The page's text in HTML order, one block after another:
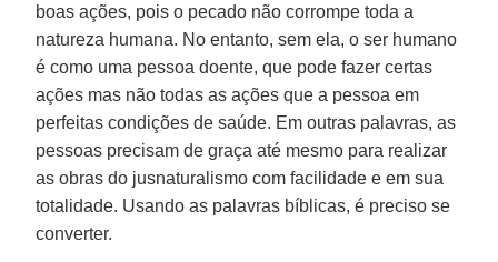
boas ações, pois o pecado não corrompe toda a
natureza humana. No entanto, sem ela, o ser humano
é como uma pessoa doente, que pode fazer certas
ações mas não todas as ações que a pessoa em
perfeitas condições de saúde. Em outras palavras, as
pessoas precisam de graça até mesmo para realizar
as obras do jusnaturalismo com facilidade e em sua
totalidade. Usando as palavras bíblicas, é preciso se
converter.